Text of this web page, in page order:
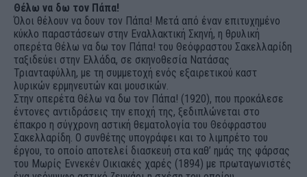
Θέλω να δω τον Πάπα!
Όλοι θέλουν να δουν τον Πάπα! Μετά από έναν επιτυχημένο
κύκλο παραστάσεων στην Εναλλακτική Σκηνή, η θρυλική
οπερέτα Θέλω να δω τον Πάπα! του Θεόφραστου Σακελλαρίδη
ταξιδεύει στην Ελλάδα, σε σκηνοθεσία Νατάσας
Τριανταφύλλη, με τη συμμετοχή ενός εξαιρετικού καστ
λυρικών ερμηνευτών και μουσικών.
Στην οπερέτα Θέλω να δω τον Πάπα! (1920), που προκάλεσε
έντονες αντιδράσεις την εποχή της, ξεδιπλώνεται στο
έπακρο η σύγχρονη αστική θεματολογία του Θεόφραστου
Σακελλαρίδη. O συνθέτης υπογράφει και το λιμπρέτο του
έργου, το οποίο αποτελεί διασκευή στα καθ’ ημάς της φάρσας
του Μωρίς Εννεκέν Οικιακές χαρές (1894) με πρωταγωνιστές